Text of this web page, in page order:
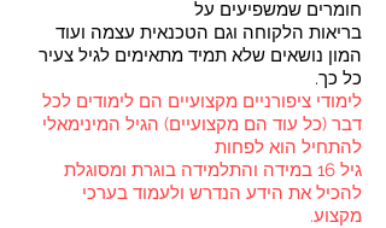
חומרים שמשפיעים על
בריאות הלקוחה וגם הטכנאית עצמה ועוד
המון נושאים שלא תמיד מתאימים לגיל צעיר
כל כך.
לימודי ציפורניים מקצועיים הם לימודים לכל
דבר (כל עוד הם מקצועיים) הגיל המינימאלי
להתחיל הוא לפחות
גיל 16 במידה והתלמידה בוגרת ומסוגלת
להכיל את הידע הנדרש ולעמוד בערכי
מקצוע.